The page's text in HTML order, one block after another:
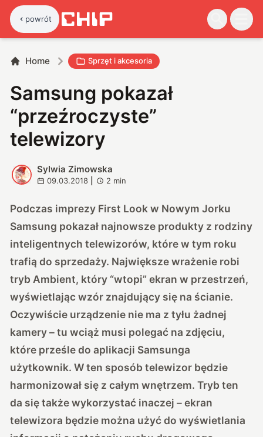
powrót
Home Sprzęt i akcesoria
Samsung pokazał
“przeźroczyste”
telewizory
S
Sylwia Zimowska
09.03.2018 2 min
Podczas imprezy First Look w Nowym Jorku
Samsung pokazał najnowsze produkty z rodziny
inteligentnych telewizorów, które w tym roku
trafią do sprzedaży. Największe wrażenie robi
tryb Ambient, który “wtopi” ekran w przestrzeń,
wyświetlając wzór znajdujący się na ścianie.
Oczywiście urządzenie nie ma z tyłu żadnej
kamery – tu wciąż musi polegać na zdjęciu,
które prześle do aplikacji Samsunga
użytkownik. W ten sposób telewizor będzie
harmonizował się z całym wnętrzem. Tryb ten
da się także wykorzystać inaczej – ekran
telewizora będzie można użyć do wyświetlania